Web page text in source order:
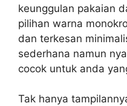
keunggulan pakaian
pilihan warna
dan terkesan
sederhana namun
cocok untuk anda
Tak hanya